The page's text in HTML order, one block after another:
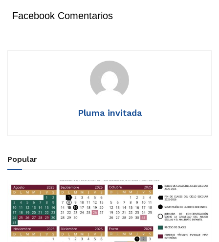
Facebook Comentarios
Pluma invitada
Popular